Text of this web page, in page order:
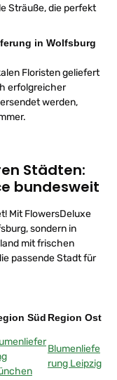
Sträuße, die perfekt
in Wolfsburg
Floristen geliefert
erfolgreicher
werden,
Städten:
bundesweit
Mit FlowersDeluxe
sondern in
mit frischen
passende Stadt für
Süd Region Ost
Blumenliefe
rung Leipzig